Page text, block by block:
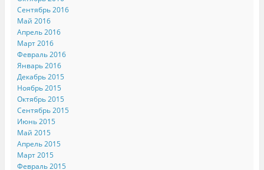
Сентябрь 2016
Май 2016
Апрель 2016
Март 2016
Февраль 2016
Январь 2016
Декабрь 2015
Ноябрь 2015
Октябрь 2015
Сентябрь 2015
Июнь 2015
Май 2015
Апрель 2015
Март 2015
Февраль 2015